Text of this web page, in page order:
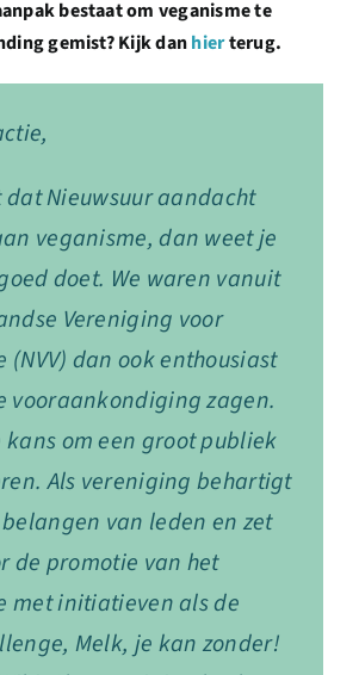
bestaat om veganisme te
gemist? Kijk danhierterug.
dat Nieuwsuur aandacht
veganisme, dan weet je
doet. We waren vanuit
Vereniging voor
(NVV) dan ook enthousiast
vooraankondiging zagen.
kans om een groot publiek
Als vereniging behartigt
belangen van leden en zet
de promotie van het
met initiatieven als de
Melk, je kan zonder!